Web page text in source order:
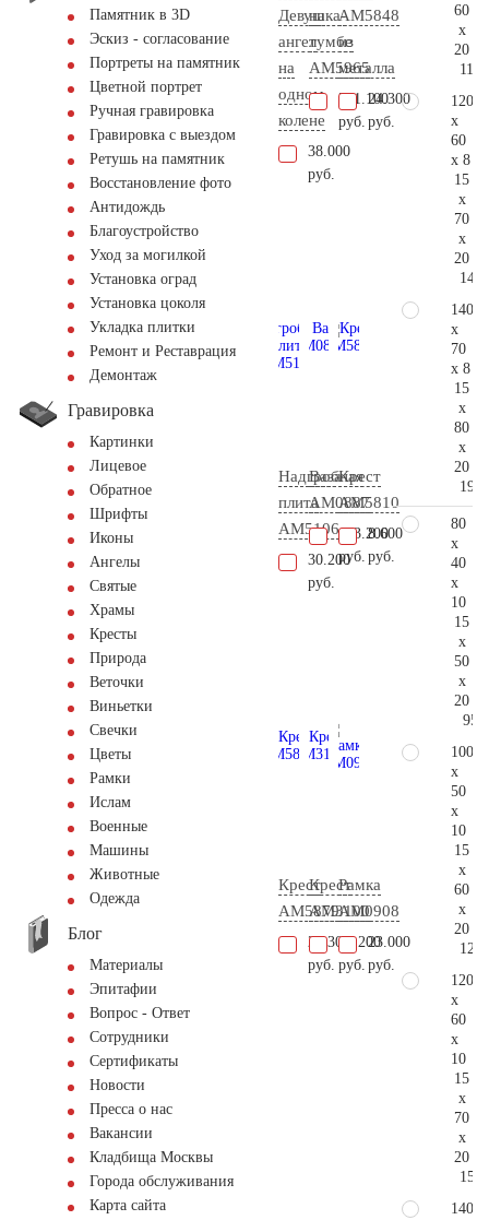
Памятник в 3D
Эскиз - согласование
Портреты на памятник
Цветной портрет
Ручная гравировка
Гравировка с выездом
Ретушь на памятник
Восстановление фото
Антидождь
Благоустройство
Уход за могилкой
Установка оград
Установка цоколя
Укладка плитки
Ремонт и Реставрация
Демонтаж
Гравировка
Картинки
Лицевое
Обратное
Шрифты
Иконы
Ангелы
Святые
Храмы
Кресты
Природа
Веточки
Виньетки
Свечки
Цветы
Рамки
Ислам
Военные
Машины
Животные
Одежда
Блог
Материалы
Эпитафии
Вопрос - Ответ
Сотрудники
Сертификаты
Новости
Пресса о нас
Вакансии
Кладбища Москвы
Города обслуживания
Карта сайта
Девушка-
ангел
на
одном
колене
38.000
руб.
на
тумбе
AM5965
731.100
руб.
AM5848
из
металла
24.300
руб.
Надгробная
плита
AM5106
30.200
руб.
Ваза
AM0887
103.200
руб.
Крест
AM5810
8.600
руб.
Крест
AM5879
24.300
руб.
Крест
AM3100
14.200
руб.
Рамка
AM0908
23.000
руб.
60
x
20
120
x
60
x 8
15
x
70
x
20
140
x
70
x 8
15
x
80
x
20
80
x
40
x
10
15
x
50
x
20
100
x
50
x
10
15
x
60
x
20
120
x
60
x
10
15
x
70
x
20
140